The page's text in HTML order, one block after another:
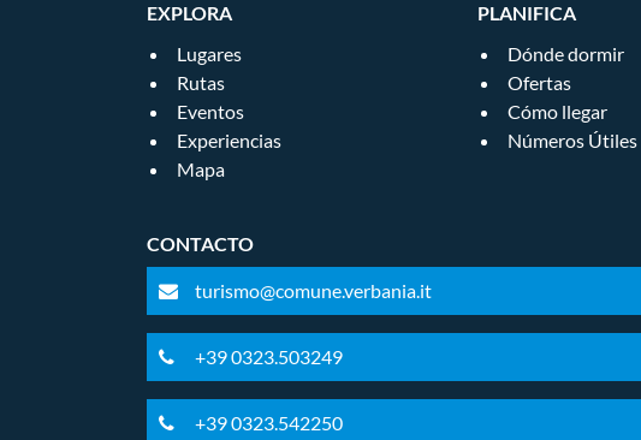
EXPLORA
Lugares
Rutas
Eventos
Experiencias
Mapa
PLANIFICA
Dónde dormir
Ofertas
Cómo llegar
Números Útiles
CONTACTO
turismo@comune.verbania.it
+39 0323.503249
+39 0323.542250